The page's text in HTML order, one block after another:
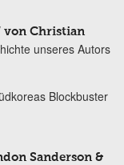
von Christian
unseres Autors
Blockbuster
Sanderson &